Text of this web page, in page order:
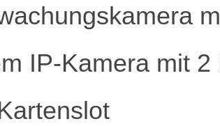
IP-Kamera mit 2